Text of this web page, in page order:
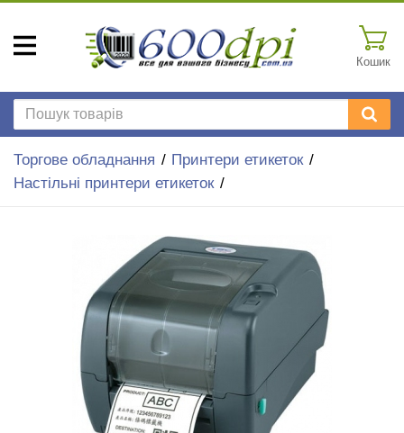
Кошик
Торгове обладнання
Принтери етикеток
Настільні принтери етикеток